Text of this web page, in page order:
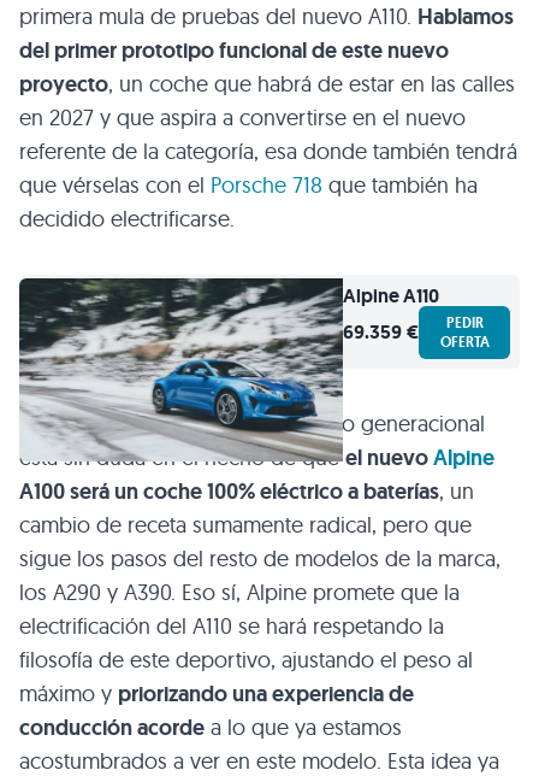
primera mula de pruebas del nuevo A110. Hablamos
del primer prototipo funcional de este nuevo
proyecto, un coche que habrá de estar en las calles
en 2027 y que aspira a convertirse en el nuevo
referente de la categoría, esa donde también tendrá
que vérselas con el Porsche 718 que también ha
decidido electrificarse.
AlpineA110
69.359 €
PEDIR
OFERTA
Lo más importante sobre este salto generacional
está sin duda en el hecho de queel nuevoAlpine
A100 será un coche 100% eléctrico a baterías, un
cambio de receta sumamente radical, pero que
sigue los pasos del resto de modelos de la marca,
los A290 y A390. Eso sí, Alpine promete que la
electrificación del A110 se hará respetando la
filosofía de este deportivo, ajustando el peso al
máximo y priorizando una experiencia de
conducción acorde a lo que ya estamos
acostumbrados a ver en este modelo. Esta idea ya